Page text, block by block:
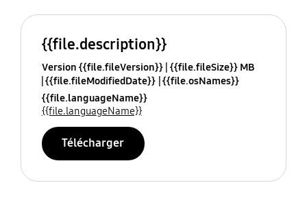
{{file.description}}
Version {{file.fileVersion}} {{file.fileSize}} MB
{{file.fileModifiedDate}} {{file.osNames}}
{{file.languageName}}
{{file.languageName}}
Télécharger